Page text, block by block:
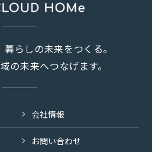
らしの未来をつくる。
の未来へつなげます。
会社情報
お問い合わせ